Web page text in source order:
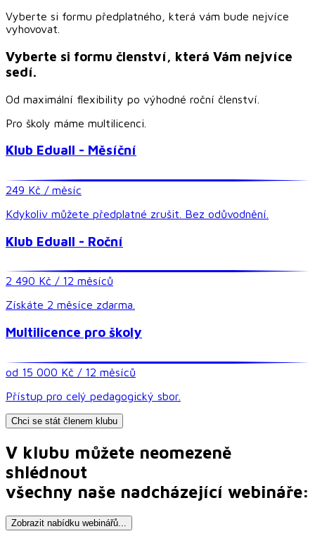
Vyberte si formu předplatného, která vám bude nejvíce
vyhovovat.
Vyberte si formu členství, která Vám nejvíce
sedí.
Od maximální flexibility po výhodné roční členství.
Pro školy máme multilicenci.
Klub Eduall - Měsíční
249 Kč / měsíc
Kdykoliv můžete předplatné zrušit. Bez odůvodnění.
Klub Eduall - Roční
2 490 Kč / 12 měsíců
Získáte 2 měsíce zdarma.
Multilicence pro školy
od 15 000 Kč / 12 měsíců
Přístup pro celý pedagogický sbor.
Chci se stát členem klubu
V klubu můžete neomezeně
shlédnout
všechny naše nadcházející webináře:
Zobrazit nabídku webinářů...